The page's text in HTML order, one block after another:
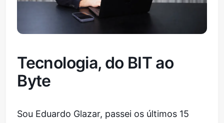
Tecnologia, do BIT ao
Byte
Sou Eduardo Glazar, passei os últimos 15